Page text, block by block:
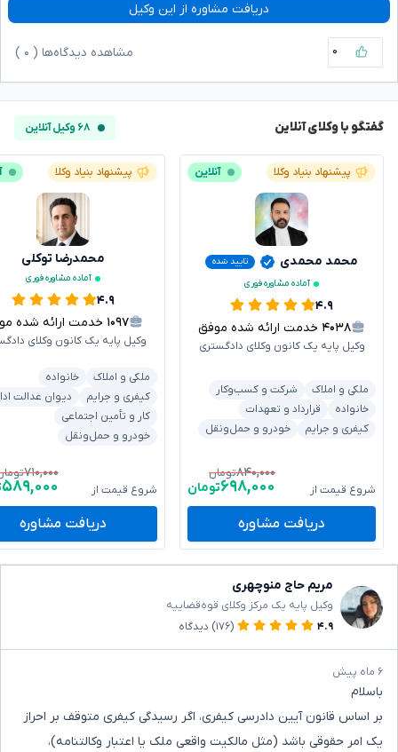
دریافت مشاوره از این وکیل
۰ مشاهده دیدگاه‌ها ( ۰
گفتگو با وکلای آنلاین ۶۸ وکیل آنلاین
پیشنهاد بنیاد وکلا آنلاین
محمد محمدی
تایید شده
آماده مشاوره فوری
۴.۹
۴۰۳۸ خدمت ارائه شده موفق
وکیل پایه یک کانون وکلای دادگستری
ملکی و املاک
شرکت و کسب‌وکار
خانواده
قرارداد و تعهدات
کیفری و جرایم
خودرو و حمل‌ونقل
شروع قیمت از
۸۴۰,۰۰۰تومان
۶۹۸,۰۰۰تومان
دریافت مشاوره
پیشنهاد بنیاد وکلا
محمدرضا توکلی
آماده مشاوره فوری
۴.۹
۱۰۹۷ خدمت ارائه شده موفق
وکیل پایه یک کانون وکلای
ملکی و املاک
خانواده
کیفری و جرایم
دیوان عدالت
کار و تأمین اجتماعی
خودرو و حمل‌ونقل
شروع قیمت از
۷۱۰,۰۰۰
۵۸۹,۰۰۰
دریافت مشاوره
مریم حاج منوچهری
وکیل پایه یک مرکز وکلای قوه‌قضاییه
۴.۹
(۱۷۶) دیدگاه
۶ ماه پیش
باسلام
بر اساس قانون آیین دادرسی کیفری، اگر رسیدگی کیفری متوقف بر احراز
یک امر حقوقی باشد (مثل مالکیت واقعی ملک یا اعتبار وکالتنامه)،